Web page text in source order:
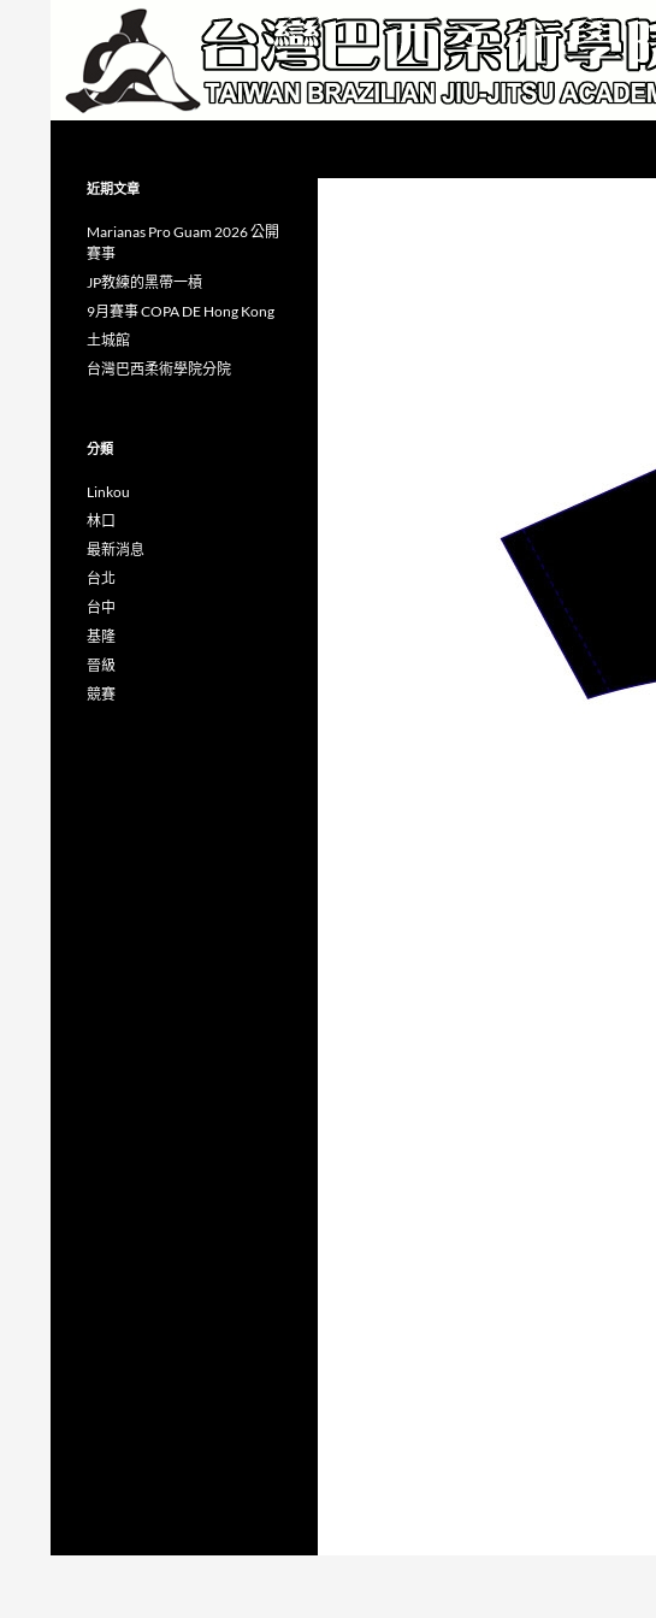
近期文章
Marianas Pro Guam 2026 公開
賽事
JP教練的黑帶一槓
9月賽事 COPA DE Hong Kong
土城館
台灣巴西柔術學院分院
分類
Linkou
林口
最新消息
台北
台中
基隆
晉級
競賽